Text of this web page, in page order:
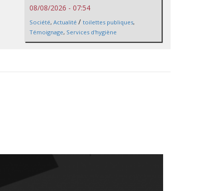
08/08/2026 - 07:54
Société, Actualité / toilettes publiques,
Témoignage, Services d'hygiène